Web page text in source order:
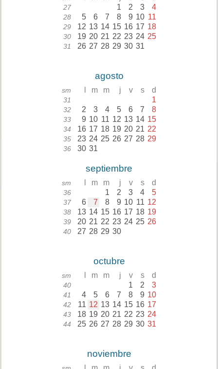
27 1 2 3 4
28 5 6 7 8 9 10 11
29 12 13 14 15 16 17 18
30 19 20 21 22 23 24 25
31 26 27 28 29 30 31
agosto
sm m m j v s d
31 1
32 2 3 4 5 6 7 8
33 9 10 11 12 13 14 15
34 16 17 18 19 20 21 22
35 23 24 25 26 27 28 29
36 30 31
septiembre
sm m m j v s d
36 1 2 3 4 5
37 6 7 8 9 10 11 12
38 13 14 15 16 17 18 19
39 20 21 22 23 24 25 26
40 27 28 29 30
octubre
sm m m j v s d
40 1 2 3
41 4 5 6 7 8 9 10
42 11 12 13 14 15 16 17
43 18 19 20 21 22 23 24
44 25 26 27 28 29 30 31
noviembre